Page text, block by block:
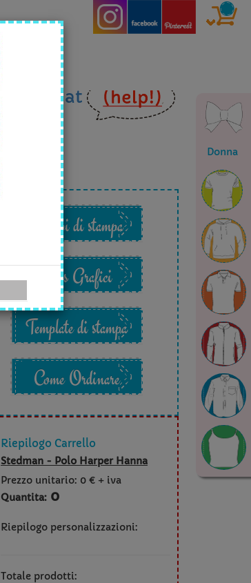
Donna
chat
Esempi di stampa
Files Grafici
Template di stampa
Come Ordinare
Riepilogo Carrello
Stedman - Polo Harper Hanna
Prezzo unitario: 0 € + iva
Quantita: 0
Riepilogo personalizzazioni:
Totale prodotti: